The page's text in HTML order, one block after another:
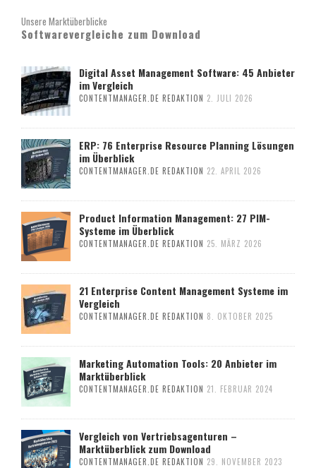
Unsere Marktüberblicke
Softwarevergleiche zum Download
Digital Asset Management Software: 45 Anbieter
im Vergleich
CONTENTMANAGER.DE REDAKTION 2. JULI 2026
ERP: 76 Enterprise Resource Planning Lösungen
im Überblick
CONTENTMANAGER.DE REDAKTION 22. APRIL 2026
Product Information Management: 27 PIM-
Systeme im Überblick
CONTENTMANAGER.DE REDAKTION 25. MÄRZ 2026
21 Enterprise Content Management Systeme im
Vergleich
CONTENTMANAGER.DE REDAKTION 8. OKTOBER 2025
Marketing Automation Tools: 20 Anbieter im
Marktüberblick
CONTENTMANAGER.DE REDAKTION 21. FEBRUAR 2024
Vergleich von Vertriebsagenturen –
Marktüberblick zum Download
CONTENTMANAGER.DE REDAKTION 29. NOVEMBER 2023